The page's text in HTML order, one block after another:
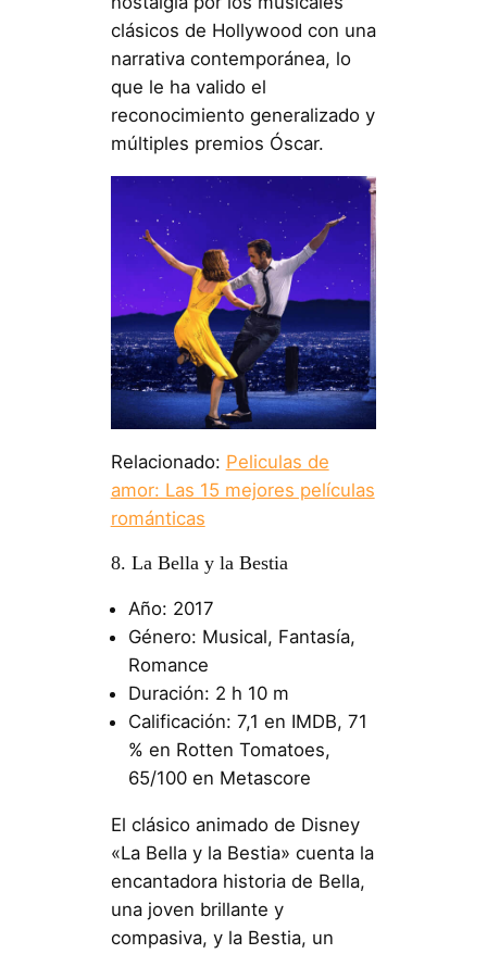
clásicos de Hollywood con una
narrativa contemporánea, lo
que le ha valido el
reconocimiento generalizado y
múltiples premios Óscar.
Relacionado: Peliculas de
amor: Las 15 mejores películas
románticas
8. La Bella y la Bestia
Año: 2017
Género: Musical, Fantasía,
Romance
Duración: 2 h 10 m
Calificación: 7,1 en IMDB, 71
% en Rotten Tomatoes,
65/100 en Metascore
El clásico animado de Disney
«La Bella y la Bestia» cuenta la
encantadora historia de Bella,
una joven brillante y
compasiva, y la Bestia, un